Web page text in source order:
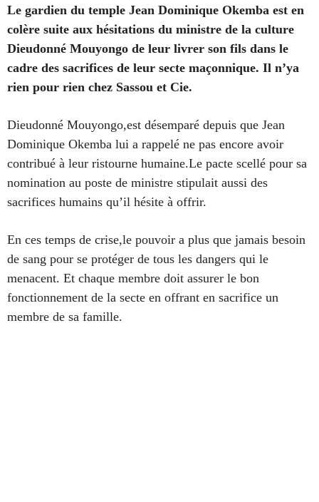
Le gardien du temple Jean Dominique Okemba est en
colère suite aux hésitations du ministre de la culture
Dieudonné Mouyongo de leur livrer son fils dans le
cadre des sacrifices de leur secte maçonnique. Il n’ya
rien pour rien chez Sassou et Cie.
Dieudonné Mouyongo,est désemparé depuis que Jean
Dominique Okemba lui a rappelé ne pas encore avoir
contribué à leur ristourne humaine.Le pacte scellé pour sa
nomination au poste de ministre stipulait aussi des
sacrifices humains qu’il hésite à offrir.
En ces temps de crise,le pouvoir a plus que jamais besoin
de sang pour se protéger de tous les dangers qui le
menacent. Et chaque membre doit assurer le bon
fonctionnement de la secte en offrant en sacrifice un
membre de sa famille.